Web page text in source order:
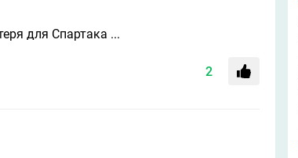
для Спартака ...
2